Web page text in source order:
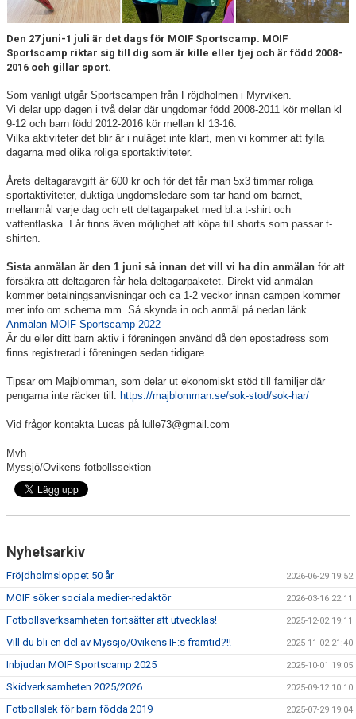
Den 27 juni-1 juli är det dags för MOIF Sportscamp. MOIF
Sportscamp riktar sig till dig som är kille eller tjej och är född 2008-
2016 och gillar sport.
Som vanligt utgår Sportscampen från Fröjdholmen i Myrviken.
Vi delar upp dagen i två delar där ungdomar född 2008-2011 kör mellan kl
9-12 och barn född 2012-2016 kör mellan kl 13-16.
Vilka aktiviteter det blir är i nuläget inte klart, men vi kommer att fylla
dagarna med olika roliga sportaktiviteter.
Årets deltagaravgift är 600 kr och för det får man 5x3 timmar roliga
sportaktiviteter, duktiga ungdomsledare som tar hand om barnet,
mellanmål varje dag och ett deltagarpaket med bl.a t-shirt och
vattenflaska. I år finns även möjlighet att köpa till shorts som passar t-
shirten.
Sista anmälan är den 1 juni så innan det vill vi ha din anmälan för att
försäkra att deltagaren får hela deltagarpaketet. Direkt vid anmälan
kommer betalningsanvisningar och ca 1-2 veckor innan campen kommer
mer info om schema mm. Så skynda in och anmäl på nedan länk.
Anmälan MOIF Sportscamp 2022
Är du eller ditt barn aktiv i föreningen använd då den epostadress som
finns registrerad i föreningen sedan tidigare.
Tipsar om Majblomman, som delar ut ekonomiskt stöd till familjer där
pengarna inte räcker till. https://majblomman.se/sok-stod/sok-har/
Vid frågor kontakta Lucas på lulle73@gmail.com
Mvh
Myssjö/Ovikens fotbollssektion
Nyhetsarkiv
Fröjdholmsloppet 50 år 2026-06-29 19:52
MOIF söker sociala medier-redaktör 2026-03-16 22:11
Fotbollsverksamheten fortsätter att utvecklas! 2025-12-02 19:11
Vill du bli en del av Myssjö/Ovikens IF:s framtid?!! 2025-11-02 21:40
Inbjudan MOIF Sportscamp 2025 2025-10-01 19:05
Skidverksamheten 2025/2026 2025-09-12 10:10
Fotbollslek för barn födda 2019 2025-07-29 19:04